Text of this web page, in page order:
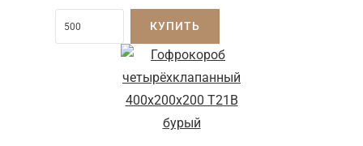
КУПИТЬ